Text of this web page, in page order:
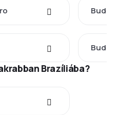
Brazíliába?